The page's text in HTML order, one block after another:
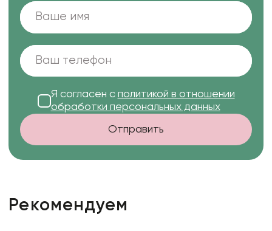
Я согласен с политикой в отношении
обработки персональных данных
Отправить
Рекомендуем